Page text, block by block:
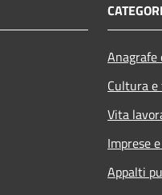
Cultura
Vita
Imprese
Appalti